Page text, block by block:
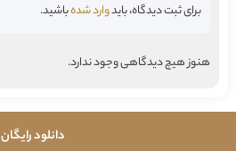
برای ثبت دیدگاه، بایدوارد شدهباشید.
هنوز هیچ دیدگاهی وجود ندارد.
دانلود رایگان